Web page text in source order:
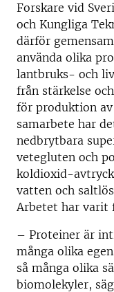
Forskare vid
och Kungliga
därför
använda olika
lantbruks- och
från stärkelse
för produktion
samarbete har
nedbrytbara
vetegluten och
koldioxid-
vatten och
Arbetet har varit
– Proteiner är
många olika
så många olika
biomolekyler,